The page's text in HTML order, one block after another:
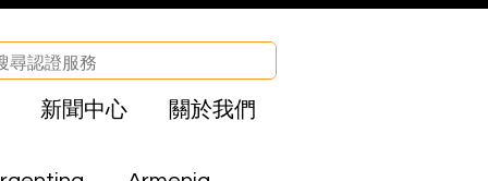
新聞中心 關於我們